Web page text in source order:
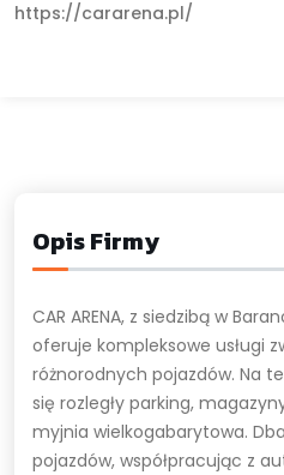
https://cararena.pl/
Opis Firmy
CAR ARENA, z siedzibą w
oferuje kompleksowe usługi
różnorodnych pojazdów. Na
się rozległy parking,
myjnia wielkogabarytowa.
pojazdów, współpracując z